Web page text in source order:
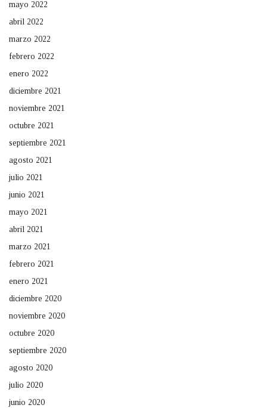
mayo 2022
abril 2022
marzo 2022
febrero 2022
enero 2022
diciembre 2021
noviembre 2021
octubre 2021
septiembre 2021
agosto 2021
julio 2021
junio 2021
mayo 2021
abril 2021
marzo 2021
febrero 2021
enero 2021
diciembre 2020
noviembre 2020
octubre 2020
septiembre 2020
agosto 2020
julio 2020
junio 2020